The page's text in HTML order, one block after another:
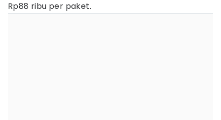
Rp88 ribu per paket.